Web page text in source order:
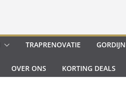
TRAPRENOVATIE
OVER ONS KORTING DEALS